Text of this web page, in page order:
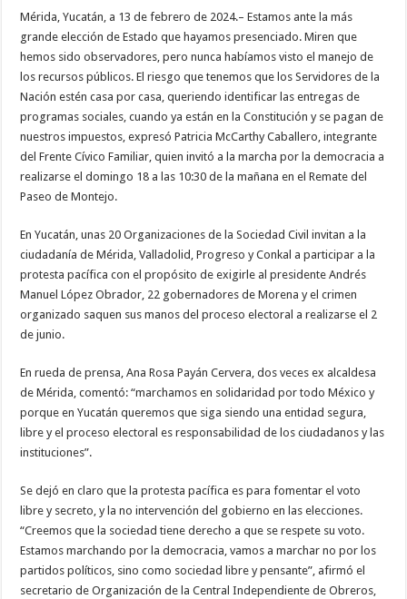
Mérida, Yucatán, a 13 de febrero de 2024.– Estamos ante la más
grande elección de Estado que hayamos presenciado. Miren que
hemos sido observadores, pero nunca habíamos visto el manejo de
los recursos públicos. El riesgo que tenemos que los Servidores de la
Nación estén casa por casa, queriendo identificar las entregas de
programas sociales, cuando ya están en la Constitución y se pagan de
nuestros impuestos, expresó Patricia McCarthy Caballero, integrante
del Frente Cívico Familiar, quien invitó a la marcha por la democracia a
realizarse el domingo 18 a las 10:30 de la mañana en el Remate del
Paseo de Montejo.
En Yucatán, unas 20 Organizaciones de la Sociedad Civil invitan a la
ciudadanía de Mérida, Valladolid, Progreso y Conkal a participar a la
protesta pacífica con el propósito de exigirle al presidente Andrés
Manuel López Obrador, 22 gobernadores de Morena y el crimen
organizado saquen sus manos del proceso electoral a realizarse el 2
de junio.
En rueda de prensa, Ana Rosa Payán Cervera, dos veces ex alcaldesa
de Mérida, comentó: “marchamos en solidaridad por todo México y
porque en Yucatán queremos que siga siendo una entidad segura,
libre y el proceso electoral es responsabilidad de los ciudadanos y las
instituciones”.
Se dejó en claro que la protesta pacífica es para fomentar el voto
libre y secreto, y la no intervención del gobierno en las elecciones.
“Creemos que la sociedad tiene derecho a que se respete su voto.
Estamos marchando por la democracia, vamos a marchar no por los
partidos políticos, sino como sociedad libre y pensante”, afirmó el
secretario de Organización de la Central Independiente de Obreros,